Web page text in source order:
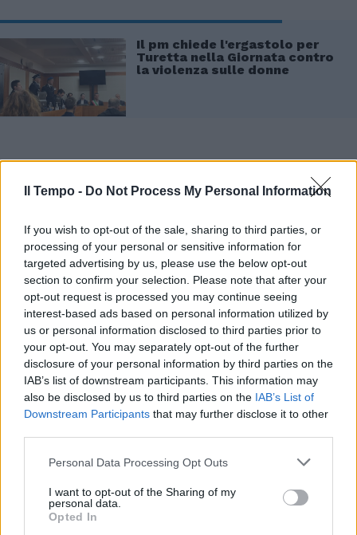
Il Tempo - Do Not Process My Personal Information
If you wish to opt-out of the sale, sharing to third parties, or
processing of your personal or sensitive information for
targeted advertising by us, please use the below opt-out
section to confirm your selection. Please note that after your
opt-out request is processed you may continue seeing
interest-based ads based on personal information utilized by
us or personal information disclosed to third parties prior to
your opt-out. You may separately opt-out of the further
disclosure of your personal information by third parties on the
IAB’s list of downstream participants. This information may
also be disclosed by us to third parties on the IAB’s List of
Downstream Participants that may further disclose it to other
Personal Data Processing Opt Outs
I want to opt-out of the Sharing of my
personal data.
Opted In
Il pm chiede l'ergastolo per
Turetta nella Giornata contro
la violenza sulle donne
rivolta dalla giornalista del programma
Mediaset: «Non lo so, credo dovreste
chiederlo a loro. Credo scossi come
qualunque persona che viva questa cosa.
Credo che se lo viveste voi, rimarreste
scossi». Per quanto riguarda il futuro, Andrea
Turetta non vuole farsi «condizionare da
questa cosa che è successa e non credo di
essere obbligato a farmi condizionare. Sono
tranquillissimo e tutto qui, diciamo che non
ci creerà differenze. Lui ha fatto una cosa e
ogni caso abbiamo lo stesso sangue, i miei
Sappiamo che dovrà pagare per questo, tutto